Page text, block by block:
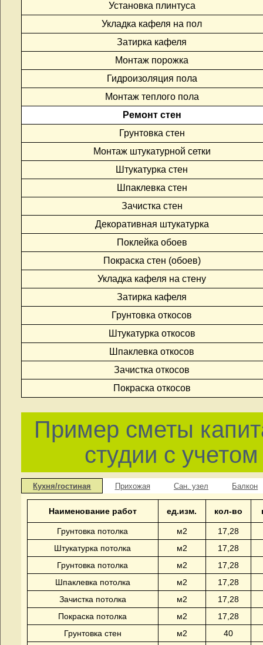
Установка плинтуса
Укладка кафеля на пол
Затирка кафеля
Монтаж порожка
Гидроизоляция пола
Монтаж теплого пола
Ремонт стен
Грунтовка стен
Монтаж штукатурной сетки
Штукатурка стен
Шпаклевка стен
Зачистка стен
Декоративная штукатурка
Поклейка обоев
Покраска стен (обоев)
Укладка кафеля на стену
Затирка кафеля
Грунтовка откосов
Штукатурка откосов
Шпаклевка откосов
Зачистка откосов
Покраска откосов
Пример сметы
студии с
Кухня/гостиная
Наименование работ ед.изм. кол-во
Грунтовка потолка м2
17,28
Штукатурка потолка
м2
17,28
Грунтовка потолка
м2
17,28
Шпаклевка потолка
м2
17,28
Зачистка потолка
м2
17,28
Покраска потолка
м2
17,28
Грунтовка стен
м2
40
Прихожая Сан. узел Балкон